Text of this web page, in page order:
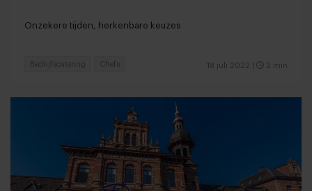
Onzekere tijden, herkenbare keuzes
18 juli 2022 2 min
Bedrijfscatering Chefs